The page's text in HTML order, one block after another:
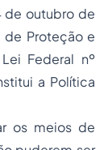
de outubro de
de Proteção e
Federal nº
a Política
os meios de